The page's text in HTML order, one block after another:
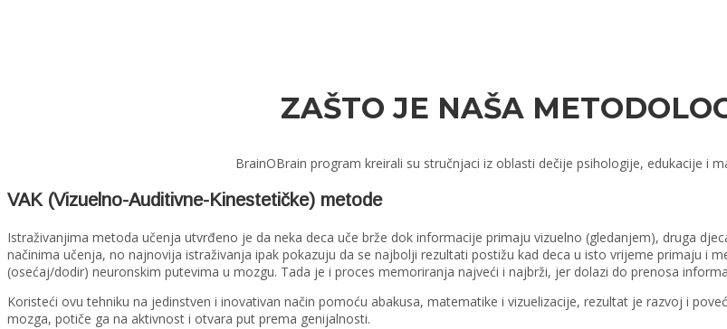
ZAŠTO JE NAŠA
BrainOBrain program kreirali su stručnjaci iz oblasti dečije psihologije, edukacije i
VAK (Vizuelno-Auditivne-Kinestetičke) metode
Istraživanjima metoda učenja utvrđeno je da neka deca uče brže dok informacije primaju vizuelno (gledanjem), druga
načinima učenja, no najnovija istraživanja ipak pokazuju da se najbolji rezultati postižu kad deca u isto vrijeme primaju i
(osećaj/dodir) neuronskim putevima u mozgu. Tada je i proces memoriranja najveći i najbrži, jer dolazi do prenosa
Koristeći ovu tehniku na jedinstven i inovativan način pomoću abakusa, matematike i vizuelizacije, rezultat je razvoj i
mozga, potiče ga na aktivnost i otvara put prema genijalnosti.